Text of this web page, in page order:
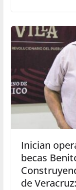
Inician
becas
de